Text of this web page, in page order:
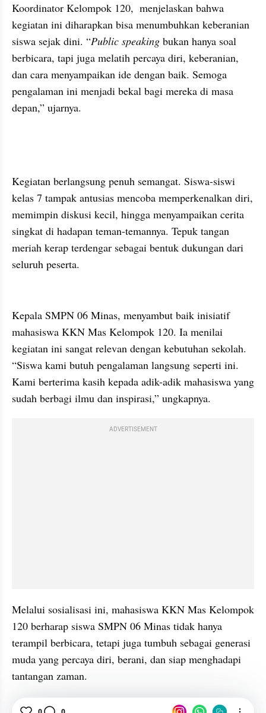
Koordinator Kelompok 120,  menjelaskan bahwa
kegiatan ini diharapkan bisa menumbuhkan keberanian
siswa sejak dini. “Public speaking bukan hanya soal
berbicara, tapi juga melatih percaya diri, keberanian,
dan cara menyampaikan ide dengan baik. Semoga
pengalaman ini menjadi bekal bagi mereka di masa
depan,” ujarnya.
Kegiatan berlangsung penuh semangat. Siswa-siswi
kelas 7 tampak antusias mencoba memperkenalkan diri,
memimpin diskusi kecil, hingga menyampaikan cerita
singkat di hadapan teman-temannya. Tepuk tangan
meriah kerap terdengar sebagai bentuk dukungan dari
seluruh peserta.
Kepala SMPN 06 Minas, menyambut baik inisiatif
mahasiswa KKN Mas Kelompok 120. Ia menilai
kegiatan ini sangat relevan dengan kebutuhan sekolah.
“Siswa kami butuh pengalaman langsung seperti ini.
Kami berterima kasih kepada adik-adik mahasiswa yang
sudah berbagi ilmu dan inspirasi,” ungkapnya.
ADVERTISEMENT
Melalui sosialisasi ini, mahasiswa KKN Mas Kelompok
120 berharap siswa SMPN 06 Minas tidak hanya
terampil berbicara, tetapi juga tumbuh sebagai generasi
muda yang percaya diri, berani, dan siap menghadapi
tantangan zaman.